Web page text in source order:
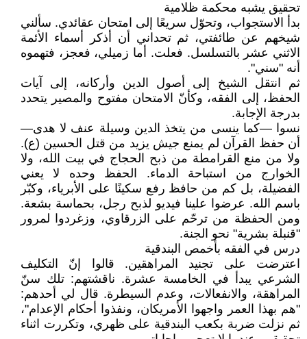
تحقيق يشبه محكمة ظلامية
بدأ الاستجواب، وتحوّل سريعًا إلى امتحان عقائدي. سألني
شيخهم عن طائفتي، ثم تحداني أن أذكر أسماء الأئمة
الاثني عشر بالتسلسل. فعلت. أما زميلي، فعجز، فتهموه
أنه "سني".
ثم انتقل الشيخ إلى أصول الدين وأركانه، إلى آيات
الحفظ، إلى الفقه، وكأنّ الامتحان مفتوح والمصير يتحدد
بدرجة الإجابة.
نسوا —كما ينسى من يتخذ الدين وسيلة عنف لا هدى—
أن حفظ القرآن لم يمنع جيش يزيد من قتل الحسين (ع).
ولا من منع القرامطة من ذبح الحجاج في بيت الله، ولا
الخوارج من استباحة الدماء. الحفظ وحده لا يعني
الفضيلة، بل كم من حافظ رفع سكينًا على الأبرياء، وكبّر
باسم الله. عرضوا علينا فيديو لذبح رجل، بحماسة بشعة.
ومن الحفظة من ترحّم على الزرقاوي، وزغردوا لمرور
"قنبلة بشرية" نحو الجنة.
درس في الفقه بأخمص البندقية
اعترضت على تجنيد المراهقين. قالوا إنّ التكليف
الشرعي يبدأ في الخامسة عشرة. ناقشتهم: تلك سنّ
المراهقة، والانفعالات، وعدم السيطرة. قال لي أحدهم:
"هم بهذا العمر واجهوا الأمريكان، ونفذوا أحكام الإعدام"،
ثم نزلت ضربة بكعب البندقية على ظهري، وتكررت اثناء